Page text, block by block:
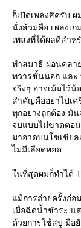
ก็เปิดเพลงสิครับ
นั่งส้วมคือ เพลงเก
เพลงที่ได้ผลดีสำห
ทำสมาธิ ผ่อนคลา
ทวารชั้นนอก และ
จริงๆ อาจเม้มไว้
สำคัญคืออย่าไปเ
ทุกอย่างถูกต้อง มั
จบแบบไม่ขาดตอน
มาอวดบนโซเชียล
ไม่มีเลือดหยด
นที่สุดผมก็ทำได้
ม้การถ่ายครั้งก่อ
เมื่อฉีดน้ำชำระ แ
ด้วยการใช้สบู่ มือ